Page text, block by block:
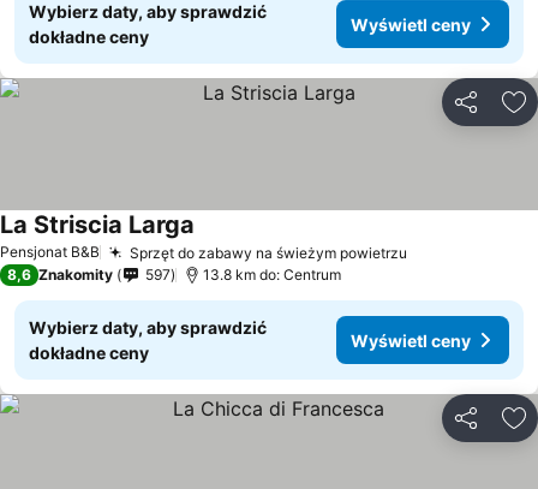
Wybierz daty, aby sprawdzić
dokładne ceny
Wyświetl ceny
Pensjonat B&B Sprzęt do zabawy na świeżym powietrzu
La Striscia Larga
8,6 Znakomity 597 13.8 km do: Centrum
Wybierz daty, aby sprawdzić
dokładne ceny
Wyświetl ceny